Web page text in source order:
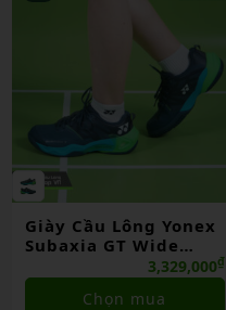
Giày Cầu Lông Yonex
Subaxia GT Wide
Dark Green Chính
Hãng
3,329,000₫
Chọn mua